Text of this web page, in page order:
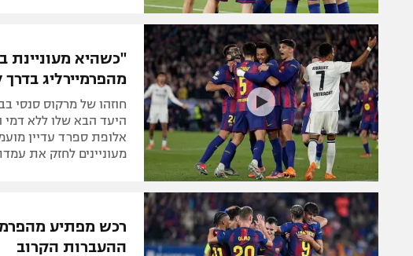
"כשהיא
מהפרמיירליג בדרך
חוזהו של מרקוס סנסי
אלופת ספרד עדיין
מעוניינים לחזק את
רכש מפתיע
ההעברות הקרוב